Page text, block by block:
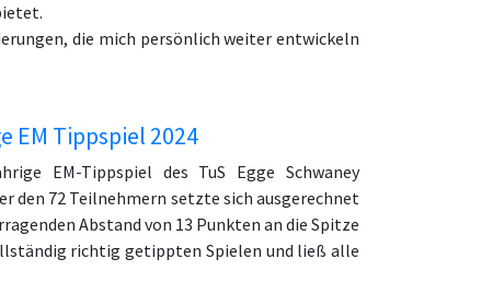
die mich persönlich weiter entwickeln
EM Tippspiel 2024
EM-Tippspiel des TuS Egge Schwaney
den 72 Teilnehmern setzte sich ausgerechnet
Abstand von 13 Punkten an die Spitze
richtig getippten Spielen und ließ alle